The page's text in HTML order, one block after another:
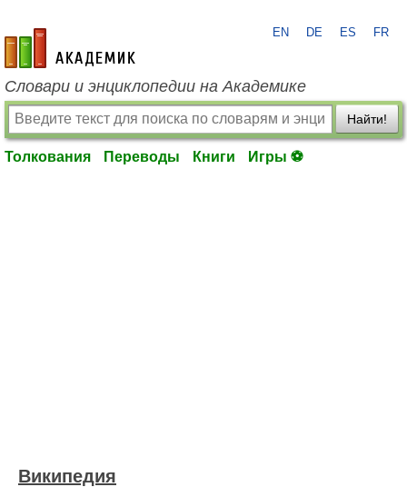
academic.ru
EN DE ES FR
Словари и энциклопедии на Академике
Найти!
Толкования Переводы Книги Игры ⚽
Википедия